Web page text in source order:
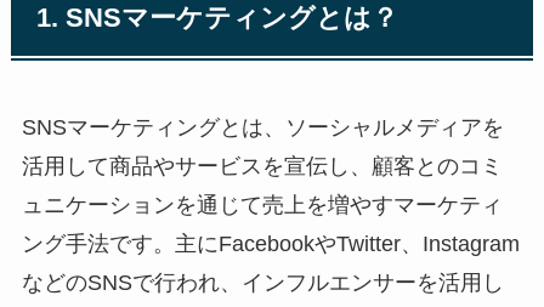
1. SNSマーケティングとは？
SNSマーケティングとは、ソーシャルメディアを
活用して商品やサービスを宣伝し、顧客とのコミ
ュニケーションを通じて売上を増やすマーケティ
ング手法です。主にFacebookやTwitter、Instagram
などのSNSで行われ、インフルエンサーを活用し